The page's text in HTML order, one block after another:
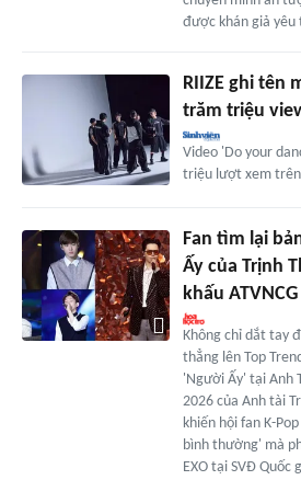
được khán giả yêu
RIIZE ghi tên
trăm triệu
Video 'Do your
triệu lượt xem trên
Fan tìm lại
Ấy của Trịnh
khấu
Không chỉ dắt tay
thẳng lên Top
'Người Ấy' tại Anh
2026 của Anh tài
khiến hội fan K-
bình thường' mà
EXO tại SVĐ Quốc